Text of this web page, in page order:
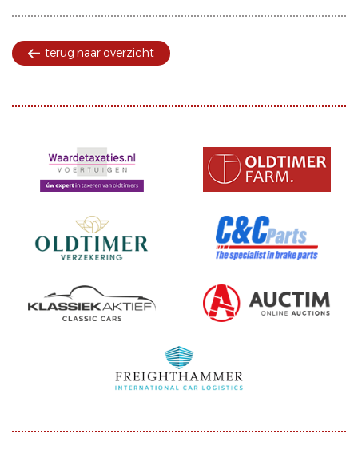
terug naar overzicht